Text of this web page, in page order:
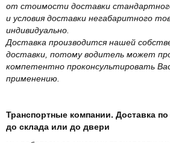
от стоимости доставки
и условия доставки негабаритного
индивидуально.
Доставка производится нашей
доставки, потому водитель может
компетентно проконсультировать
применению.
Транспортные компании. Доставка
до склада или до двери